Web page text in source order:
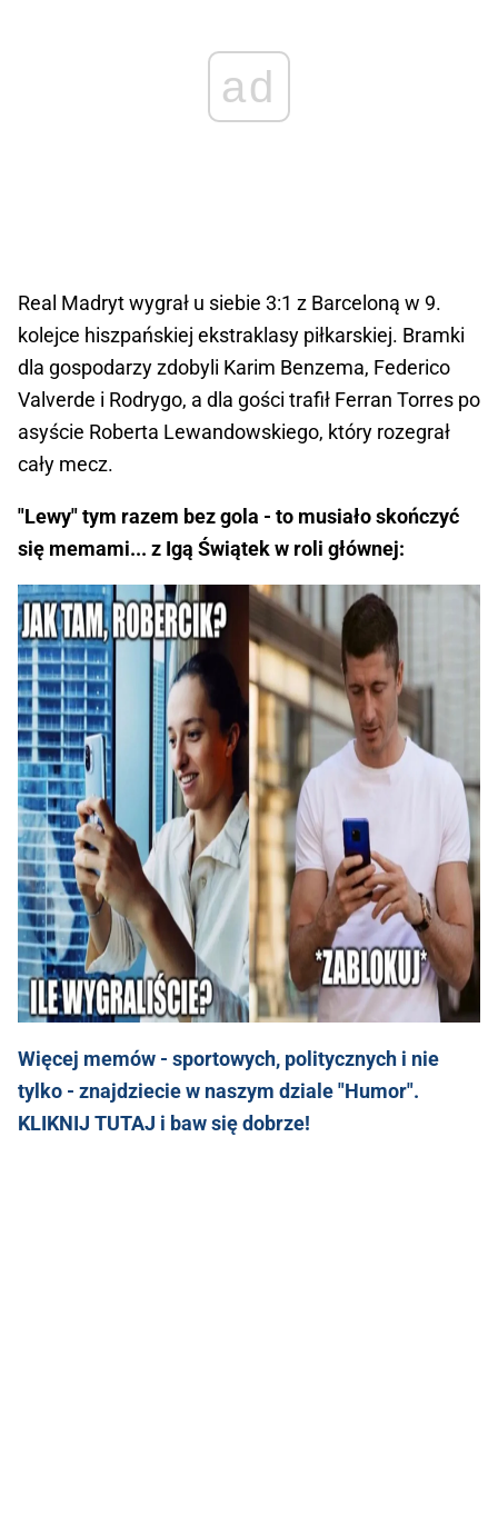
ad
Real Madryt wygrał u siebie 3:1 z Barceloną w 9.
kolejce hiszpańskiej ekstraklasy piłkarskiej. Bramki
dla gospodarzy zdobyli Karim Benzema, Federico
Valverde i Rodrygo, a dla gości trafił Ferran Torres po
asyście Roberta Lewandowskiego, który rozegrał
cały mecz.
"Lewy" tym razem bez gola - to musiało skończyć
się memami... z Igą Świątek w roli głównej:
Więcej memów - sportowych, politycznych i nie
tylko - znajdziecie w naszym dziale "Humor".
KLIKNIJ TUTAJ i baw się dobrze!